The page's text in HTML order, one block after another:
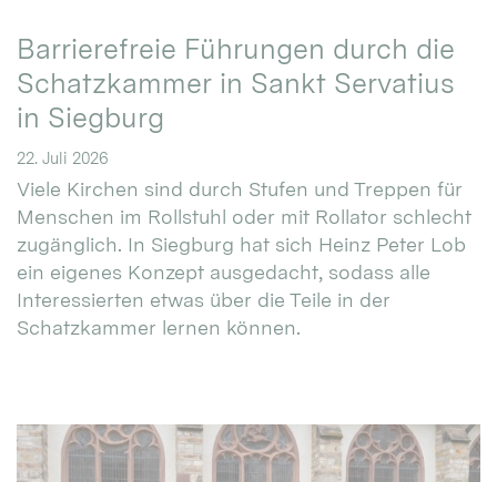
Barrierefreie Führungen durch die
Schatzkammer in Sankt Servatius
in Siegburg
22. Juli 2026
Viele Kirchen sind durch Stufen und Treppen für
Menschen im Rollstuhl oder mit Rollator schlecht
zugänglich. In Siegburg hat sich Heinz Peter Lob
ein eigenes Konzept ausgedacht, sodass alle
Interessierten etwas über die Teile in der
Schatzkammer lernen können.